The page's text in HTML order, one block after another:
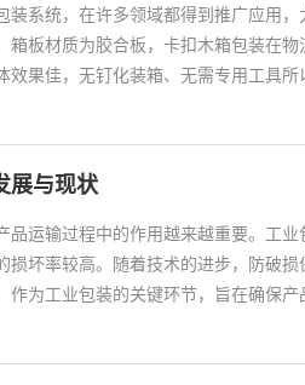
系统，在许多领域都得到推广应用
板材质为胶合板，卡扣木箱包装在
果佳，无钉化装箱、无需专用工具
展与现状
品运输过程中的作用越来越重要。工
坏率较高。随着技术的进步，防破
为工业包装的关键环节，旨在确保